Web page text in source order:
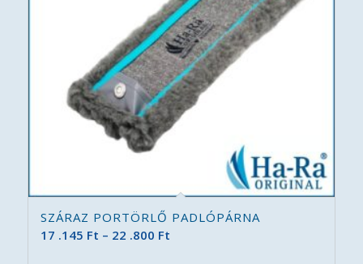
SZÁRAZ PORTÖRLŐ PADLÓPÁRNA
17 .145 Ft – 22 .800 FtÁrtartomány: